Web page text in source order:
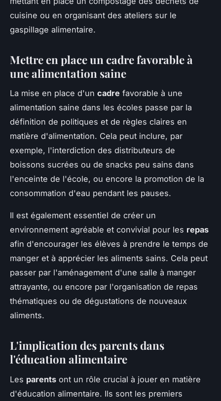
cuisine ou en organisant des ateliers sur le
gaspillage alimentaire.
Mettre en place un cadre favorable à
une alimentation saine
La mise en place d'un cadre favorable à une
alimentation saine dans les écoles passe par la
définition de politiques et de règles claires en
matière d'alimentation. Cela peut inclure, par
exemple, l'interdiction des distributeurs de
boissons sucrées ou de snacks peu sains dans
l'enceinte de l'école, ou encore la promotion de la
consommation d'eau pendant les pauses.
Il est également essentiel de créer un
environnement agréable et convivial pour les repas
afin d'encourager les élèves à prendre le temps de
manger et à apprécier les aliments sains. Cela peut
passer par l'aménagement d'une salle à manger
attrayante, ou encore par l'organisation de repas
thématiques ou de dégustations de nouveaux
aliments.
L'implication des parents dans
l'éducation alimentaire
Les parents ont un rôle crucial à jouer en matière
d'éducation alimentaire. Ils sont les premiers